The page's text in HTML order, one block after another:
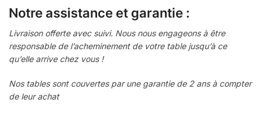
Notre assistance et garantie :
Livraison offerte avec suivi. Nous nous engageons à être
responsable de l’acheminement de votre table jusqu’à ce
qu’elle arrive chez vous !
Nos tables sont couvertes par une garantie de 2 ans à compter
de leur achat